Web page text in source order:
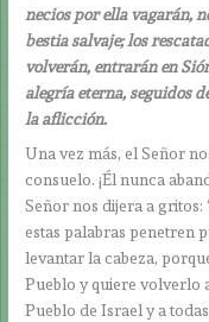
necios por ella vagarán,
bestia salvaje; los
volverán, entrarán en
alegría eterna, seguidos
la aflicción.
Una vez más, el Señor
consuelo. ¡Él nunca
Señor nos dijera a gritos:
estas palabras penetren
levantar la cabeza,
Pueblo y quiere volverlo
Pueblo de Israel y a